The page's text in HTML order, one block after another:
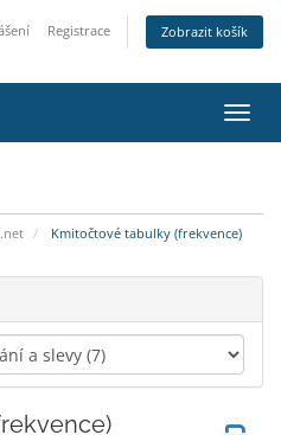
Registrace Zobrazit košík
Kmitočtové tabulky (frekvence)